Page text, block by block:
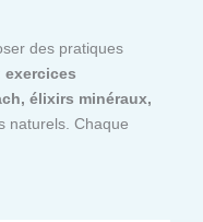
des pratiques
exercices
élixirs minéraux,
naturels. Chaque